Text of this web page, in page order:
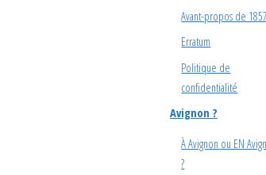
Avant-propos de 1857
Erratum
Politique de
confidentialité
Avignon ?
À Avignon ou EN
?